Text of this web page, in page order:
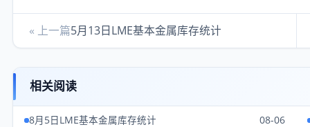
« 上一篇5月13日LME基本金属库存统计
相关阅读
8月5日LME基本金属库存统计 08-06